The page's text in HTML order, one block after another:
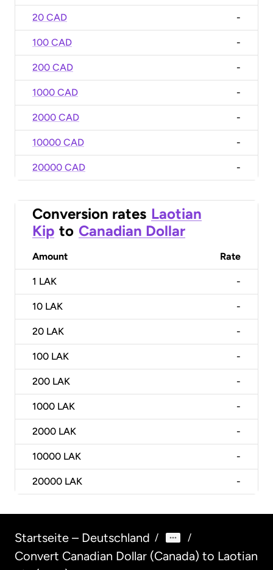
20 CAD -
100 CAD -
200 CAD -
1000 CAD -
2000 CAD -
10000 CAD -
20000 CAD -
Conversion rates Laotian
Kip to Canadian Dollar
Amount Rate
1 LAK -
10 LAK -
20 LAK -
100 LAK -
200 LAK -
1000 LAK -
2000 LAK -
10000 LAK -
20000 LAK -
Startseite – Deutschland / /
Convert Canadian Dollar (Canada) to Laotian